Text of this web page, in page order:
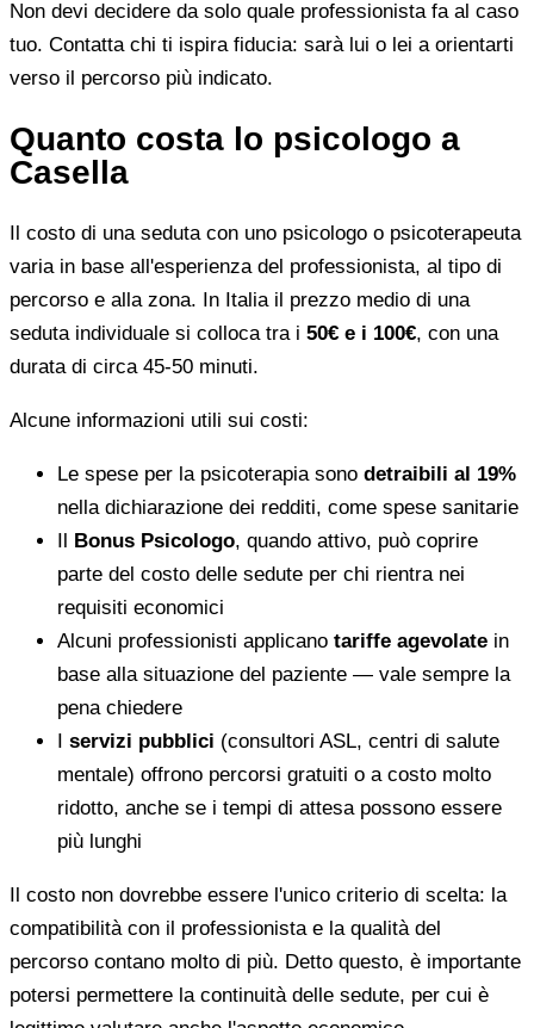
Non devi decidere da solo quale professionista fa al caso
tuo. Contatta chi ti ispira fiducia: sarà lui o lei a orientarti
verso il percorso più indicato.
Quanto costa lo psicologo a
Casella
Il costo di una seduta con uno psicologo o psicoterapeuta
varia in base all'esperienza del professionista, al tipo di
percorso e alla zona. In Italia il prezzo medio di una
seduta individuale si colloca tra i 50€ e i 100€, con una
durata di circa 45-50 minuti.
Alcune informazioni utili sui costi:
Le spese per la psicoterapia sono detraibili al 19%
nella dichiarazione dei redditi, come spese sanitarie
Il Bonus Psicologo, quando attivo, può coprire
parte del costo delle sedute per chi rientra nei
requisiti economici
Alcuni professionisti applicano tariffe agevolate in
base alla situazione del paziente — vale sempre la
pena chiedere
I servizi pubblici (consultori ASL, centri di salute
mentale) offrono percorsi gratuiti o a costo molto
ridotto, anche se i tempi di attesa possono essere
più lunghi
Il costo non dovrebbe essere l'unico criterio di scelta: la
compatibilità con il professionista e la qualità del
percorso contano molto di più. Detto questo, è importante
potersi permettere la continuità delle sedute, per cui è